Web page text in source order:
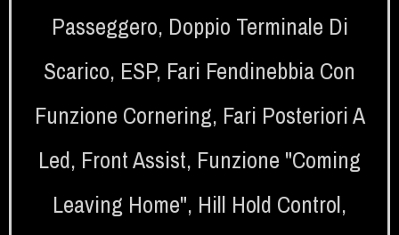
Passeggero, Doppio Terminale Di
Scarico, ESP, Fari Fendinebbia Con
Funzione Cornering, Fari Posteriori A
Led, Front Assist, Funzione "coming
Leaving Home", Hill Hold Control,